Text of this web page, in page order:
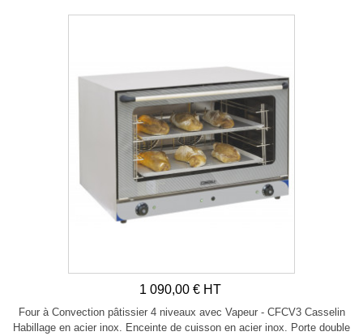
1 090,00 € HT
Four à Convection pâtissier 4 niveaux avec Vapeur - CFCV3 Casselin
Habillage en acier inox. Enceinte de cuisson en acier inox. Porte double